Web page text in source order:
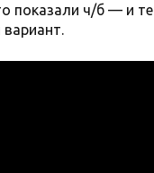
показали ч/б — и те